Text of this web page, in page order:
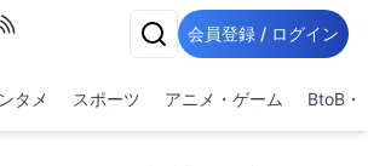
会員登録 / ログイン
タメ スポーツ アニメ・ゲーム BtoB・